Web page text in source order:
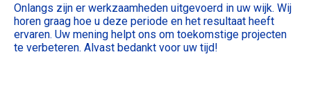
Onlangs zijn er werkzaamheden uitgevoerd in uw wijk. Wij
horen graag hoe u deze periode en het resultaat heeft
ervaren. Uw mening helpt ons om toekomstige projecten
te verbeteren. Alvast bedankt voor uw tijd!